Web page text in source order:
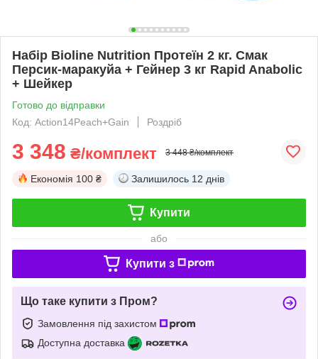
Набір Bioline Nutrition Протеїн 2 кг. Смак
Персик-маракуйа + Гейнер 3 кг Rapid Anabolic
+ Шейкер
Готово до відправки
Код: Action14Peach+Gain
Роздріб
3 348 ₴/комплект 3 448 ₴/комплект
Економія 100 ₴ Залишилось 12 днів
Купити
або
Купити з
Що таке купити з Пром?
Замовлення під захистом
Доступна доставка